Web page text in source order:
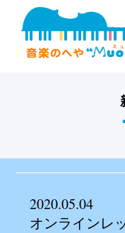
2020.05.04
オンラインレ